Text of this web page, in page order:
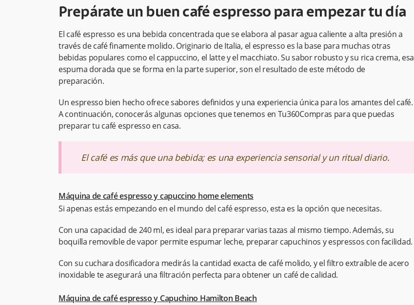
Prepárate un buen café espresso para empezar tu día
El café espresso es una bebida concentrada que se elabora al pasar agua caliente a alta presión a
través de café finamente molido. Originario de Italia, el espresso es la base para muchas otras
bebidas populares como el cappuccino, el latte y el macchiato. Su sabor robusto y su rica crema, esa
espuma dorada que se forma en la parte superior, son el resultado de este método de
preparación.
Un espresso bien hecho ofrece sabores definidos y una experiencia única para los amantes del café.
A continuación, conocerás algunas opciones que tenemos en Tu360Compras para que puedas
preparar tu café espresso en casa.
El café es más que una bebida; es una experiencia sensorial y un ritual diario.
Máquina de café espresso y capuccino home elements
Si apenas estás empezando en el mundo del café espresso, esta es la opción que necesitas.
Con una capacidad de 240 ml, es ideal para preparar varias tazas al mismo tiempo. Además, su
boquilla removible de vapor permite espumar leche, preparar capuchinos y espressos con facilidad.
Con su cuchara dosificadora medirás la cantidad exacta de café molido, y el filtro extraíble de acero
inoxidable te asegurará una filtración perfecta para obtener un café de calidad.
Máquina de café espresso y Capuchino Hamilton Beach